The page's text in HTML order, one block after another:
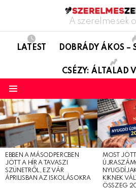
A szerelmesek
LATEST DOBRÁDY ÁKOS –
CSÉZY: ÁLTALAD
LATEST
STORIES
EBBEN A MÁSODPERCBEN
JÖTT A HÍR A TAVASZI
SZÜNETRŐL, EZ VÁR
ÁPRILISBAN AZ ISKOLÁSOKRA
MOST
KIKNEK
ÖSSZEG